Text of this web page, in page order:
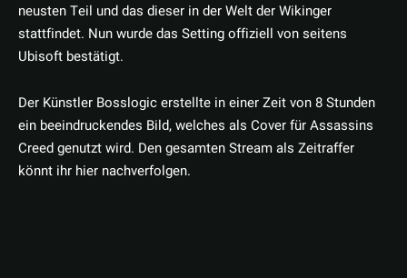
neusten Teil und das dieser in der Welt der Wikinger
stattfindet. Nun wurde das Setting offiziell von seitens
Ubisoft bestätigt.
Der Künstler Bosslogic erstellte in einer Zeit von 8 Stunden
ein beeindruckendes Bild, welches als Cover für Assassins
Creed genutzt wird. Den gesamten Stream als Zeitraffer
könnt ihr hier nachverfolgen.